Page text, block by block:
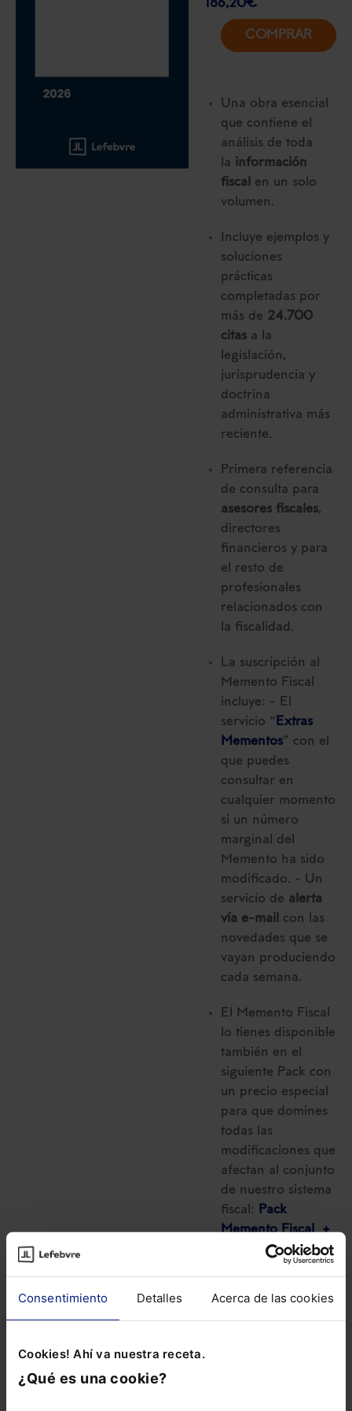
Consentimiento Detalles Acerca de las cookies
Cookies! Ahí va nuestra receta.
¿Qué es una cookie?
186,20€
COMPRAR
Una obra esencial
que contiene el
análisis de toda
la información
fiscal en un solo
volumen.
Incluye ejemplos y
soluciones
prácticas
completadas por
más de 24.700
citas a la
legislación,
jurisprudencia y
doctrina
administrativa más
reciente.
Primera referencia
de consulta para
asesores fiscales,
directores
financieros y para
el resto de
profesionales
relacionados con
la fiscalidad.
La suscripción al
Memento Fiscal
incluye: - El
servicio “Extras
Mementos” con el
que puedes
consultar en
cualquier momento
si un número
marginal del
Memento ha sido
modificado. - Un
servicio de alerta
vía e-mail con las
novedades que se
vayan produciendo
cada semana.
El Memento Fiscal
lo tienes disponible
también en el
siguiente Pack con
un precio especial
para que domines
todas las
modificaciones que
afectan al conjunto
de nuestro sistema
fiscal: Pack
Memento Fiscal +
Memento Express